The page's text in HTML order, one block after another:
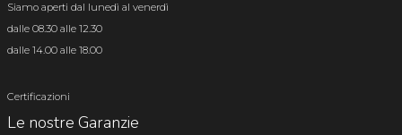
Siamo aperti dal lunedì al venerdì
dalle 08.30 alle 12.30
dalle 14.00 alle 18.00
Certificazioni
Le nostre Garanzie